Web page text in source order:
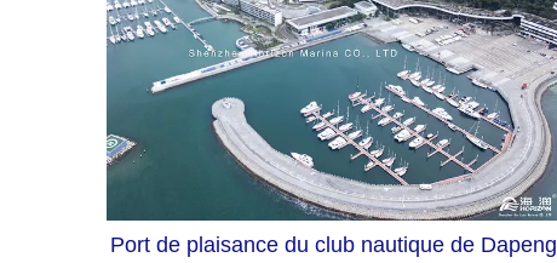
Port de plaisance du club nautique de Dapeng